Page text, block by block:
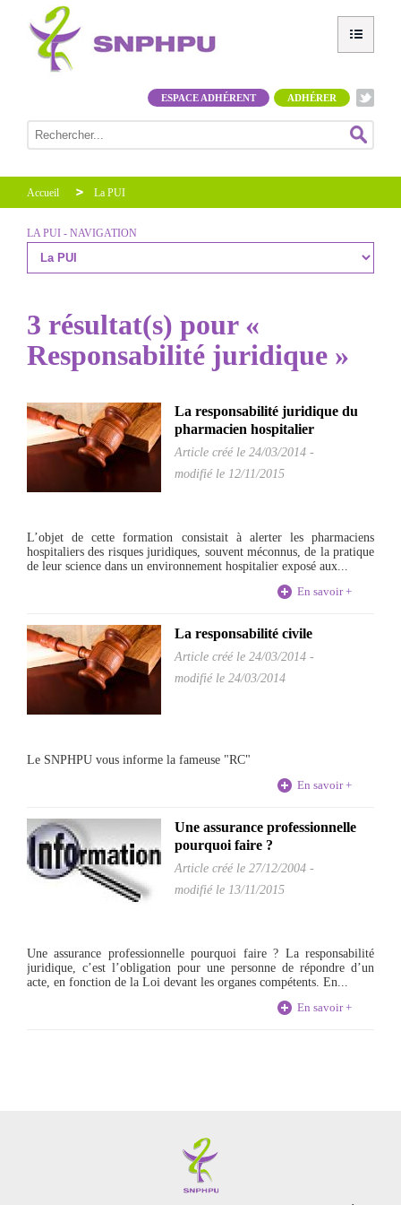
ADHÉRER
ESPACE ADHÉRENT
Accueil La PUI
LA PUI - NAVIGATION
3 résultat(s) pour «
Responsabilité juridique »
La responsabilité juridique du
pharmacien hospitalier
Article créé le 24/03/2014 -
modifié le 12/11/2015
L’objet de cette formation consistait à alerter les pharmaciens
hospitaliers des risques juridiques, souvent méconnus, de la pratique
de leur science dans un environnement hospitalier exposé aux...
En savoir +
La responsabilité civile
Article créé le 24/03/2014 -
modifié le 24/03/2014
Le SNPHPU vous informe la fameuse "RC"
En savoir +
Une assurance professionnelle
pourquoi faire ?
Article créé le 27/12/2004 -
modifié le 13/11/2015
Une assurance professionnelle pourquoi faire ? La responsabilité
juridique, c’est l’obligation pour une personne de répondre d’un
acte, en fonction de la Loi devant les organes compétents. En...
En savoir +